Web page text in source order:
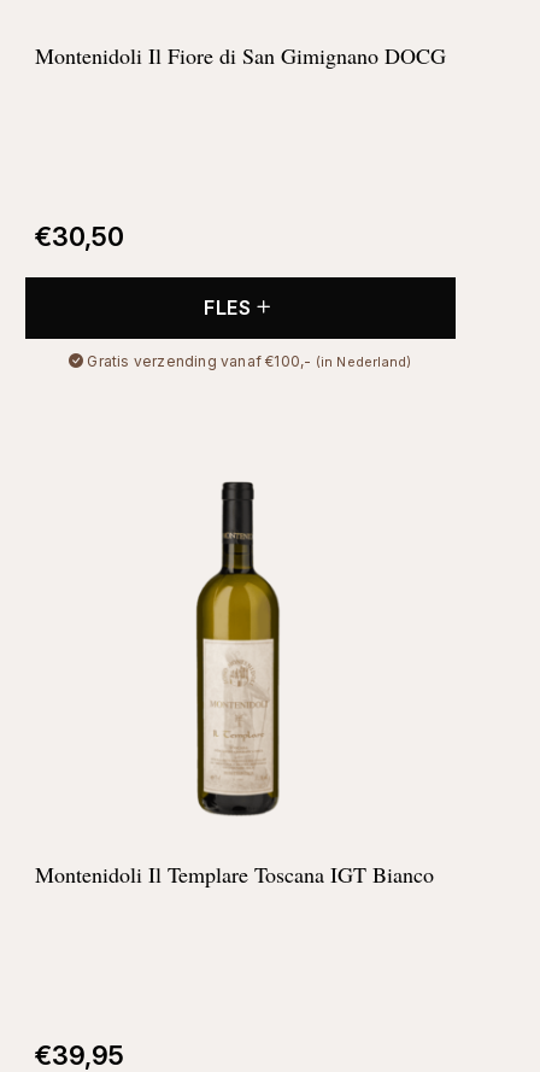
Montenidoli Il Fiore di San Gimignano DOCG
€30,50
FLES
Gratis verzending vanaf €100,- (in Nederland)
Montenidoli Il Templare Toscana IGT Bianco
€39,95